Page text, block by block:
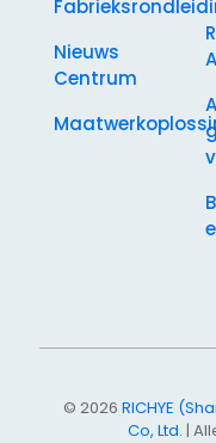
Nieuws
Centrum
© 2026 RICHYE
Co, Ltd. |